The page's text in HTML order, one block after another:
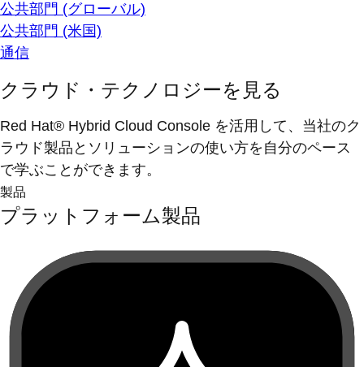
公共部門 (グローバル)
公共部門 (米国)
通信
クラウド・テクノロジーを見る
Red Hat® Hybrid Cloud Console を活用して、当社のク
ラウド製品とソリューションの使い方を自分のペース
で学ぶことができます。
製品
プラットフォーム製品